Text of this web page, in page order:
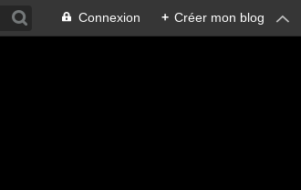
Connexion + Créer mon blog